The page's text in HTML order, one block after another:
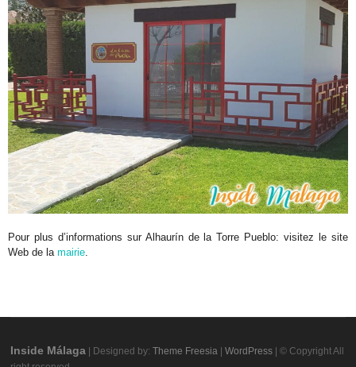
Pour plus d’informations sur Alhaurín de la Torre Pueblo: visitez le site
Web de la mairie.
Inside Málaga | Designed by:Theme Freesia |WordPress | © Copyright All